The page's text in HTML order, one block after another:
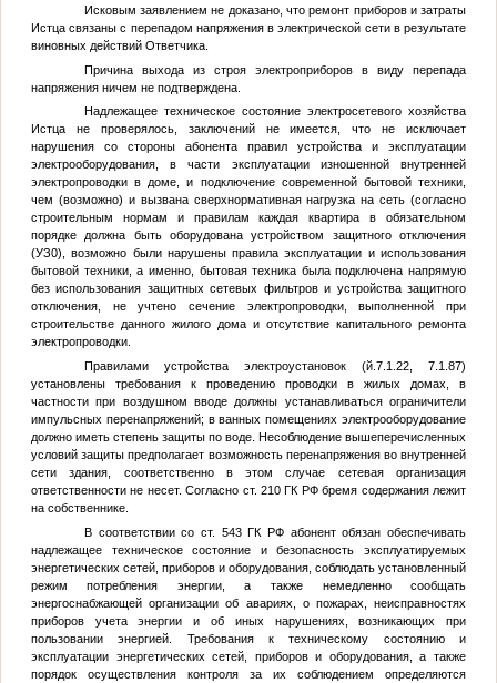
Исковым заявлением не доказано, что ремонт приборов и затраты
Истца связаны с перепадом напряжения в электрической сети в результате
виновных действий Ответчика.
Причина выхода из строя электроприборов в виду перепада
напряжения ничем не подтверждена.
Надлежащее техническое состояние электросетевого хозяйства
Истца не проверялось, заключений не имеется, что не исключает
нарушения со стороны абонента правил устройства и эксплуатации
электрооборудования, в части эксплуатации изношенной внутренней
электропроводки в доме, и подключение современной бытовой техники,
чем (возможно) и вызвана сверхнормативная нагрузка на сеть (согласно
строительным нормам и правилам каждая квартира в обязательном
порядке должна быть оборудована устройством защитного отключения
(УЗ0), возможно были нарушены правила эксплуатации и использования
бытовой техники, а именно, бытовая техника была подключена напрямую
без использования защитных сетевых фильтров и устройства защитного
отключения, не учтено сечение электропроводки, выполненной при
строительстве данного жилого дома и отсутствие капитального ремонта
электропроводки.
Правилами устройства электроустановок (й.7.1.22, 7.1.87)
установлены требования к проведению проводки в жилых домах, в
частности при воздушном вводе должны устанавливаться ограничители
импульсных перенапряжений; в ванных помещениях электрооборудование
должно иметь степень защиты по воде. Несоблюдение вышеперечисленных
условий защиты предполагает возможность перенапряжения во внутренней
сети здания, соответственно в этом случае сетевая организация
ответственности не несет. Согласно ст. 210 ГК РФ бремя содержания лежит
на собственнике.
В соответствии со ст. 543 ГК РФ абонент обязан обеспечивать
надлежащее техническое состояние и безопасность эксплуатируемых
энергетических сетей, приборов и оборудования, соблюдать установленный
режим потребления энергии, а также немедленно сообщать
энергоснабжающей организации об авариях, о пожарах, неисправностях
приборов учета энергии и об иных нарушениях, возникающих при
пользовании энергией. Требования к техническому состоянию и
эксплуатации энергетических сетей, приборов и оборудования, а также
порядок осуществления контроля за их соблюдением определяются